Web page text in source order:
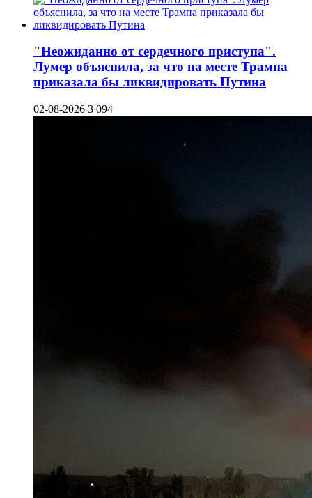
"Неожиданно от сердечного приступа".
Лумер объяснила, за что на месте Трампа
приказала бы ликвидировать Путина
02-08-2026 3 094